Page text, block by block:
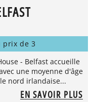
prix de 3
- Belfast accueille
une moyenne d'âge
nord irlandaise...
EN SAVOIR PLUS